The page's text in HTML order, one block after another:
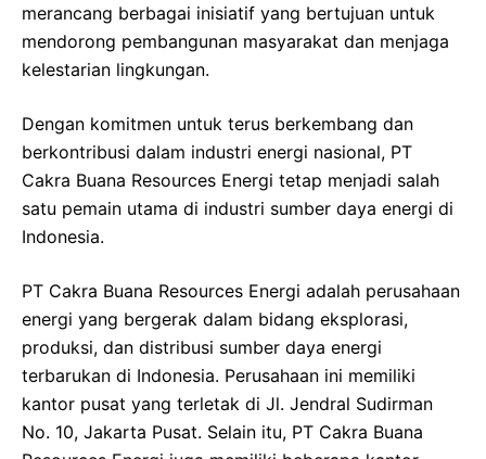
merancang berbagai inisiatif yang bertujuan untuk
mendorong pembangunan masyarakat dan menjaga
kelestarian lingkungan.
Dengan komitmen untuk terus berkembang dan
berkontribusi dalam industri energi nasional, PT
Cakra Buana Resources Energi tetap menjadi salah
satu pemain utama di industri sumber daya energi di
Indonesia.
PT Cakra Buana Resources Energi adalah perusahaan
energi yang bergerak dalam bidang eksplorasi,
produksi, dan distribusi sumber daya energi
terbarukan di Indonesia. Perusahaan ini memiliki
kantor pusat yang terletak di Jl. Jendral Sudirman
No. 10, Jakarta Pusat. Selain itu, PT Cakra Buana